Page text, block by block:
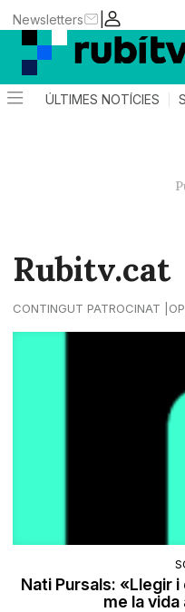
|
Newsletters
ÚLTIMES NOTÍCIES
Rubitv.cat
CONTINGUT PATROCINAT
Nati Pursals: «Llegir
me la